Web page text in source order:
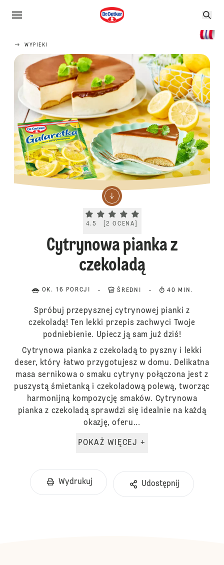
WYPIEKI
Current rating 4.5. Click to rate.
4.5 [2 OCENA
Cytrynowa pianka z
czekoladą
OK. 16 PORCJI ŚREDNI 40 MIN.
Spróbuj przepysznej cytrynowej pianki z
czekoladą! Ten lekki przepis zachwyci Twoje
podniebienie. Upiecz ją sam już dziś!
Cytrynowa pianka z czekoladą to pyszny i lekki
deser, który łatwo przygotujesz w domu. Delikatna
masa sernikowa o smaku cytryny połączona jest z
puszystą śmietanką i czekoladową polewą, tworząc
harmonijną kompozycję smaków. Cytrynowa
pianka z czekoladą sprawdzi się idealnie na każdą
okazję, oferu...
POKAŻ WIĘCEJ +
Wydrukuj Udostępnij